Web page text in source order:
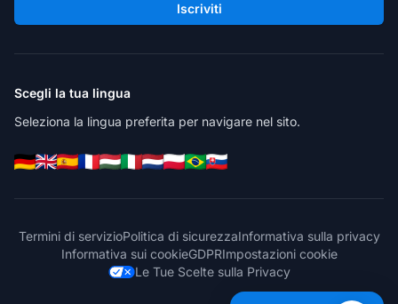
Iscriviti
Scegli la tua lingua
Seleziona la lingua preferita per navigare nel sito.
Termini di servizioPolitica di sicurezzaInformativa sulla privacy
Informativa sui cookieGDPRImpostazioni cookie
Le Tue Scelte sulla Privacy